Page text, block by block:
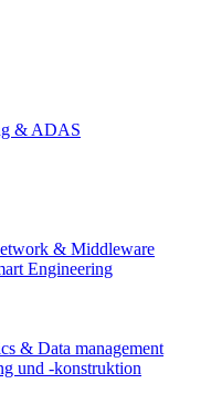
& ADAS
& Middleware
Engineering
& Data management
und -konstruktion